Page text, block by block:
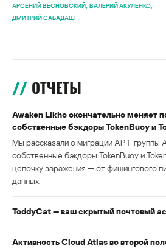
АРСЕНИЙ ВЕСНОВСКИЙ ВАЛЕРИЙ АКУЛЕНКО
ДМИТРИЙ САБАДАШ
ОТЧЕТЫ
Awaken Likho окончательно меняет
собственные бэкдоры TokenBuoy и
Мы рассказали о миграции APT-группы
собственные бэкдоры TokenBuoy и
цепочку заражения — от фишингового
данных.
ToddyCat — ваш скрытый почтовый
Активность Cloud Atlas во второй